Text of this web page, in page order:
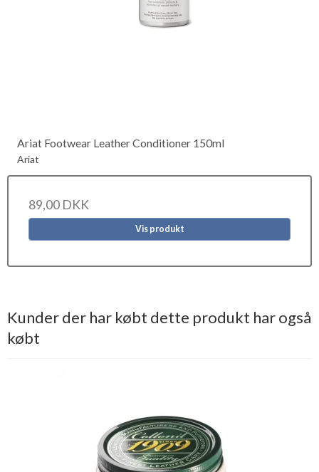
Ariat Footwear Leather Conditioner 150ml
Ariat
89,00 DKK
Vis produkt
Kunder der har købt dette produkt har også
købt